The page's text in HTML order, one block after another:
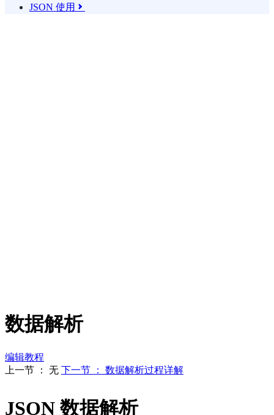
JSON 使用 
数据解析
编辑教程
上一节 ： 无 下一节 ： 数据解析过程详解
JSON 数据解析